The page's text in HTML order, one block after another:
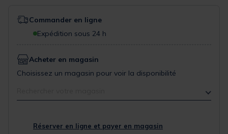
Commander en ligne
Expédition sous 24 h
Acheter en magasin
Choisissez un magasin pour voir la disponibilité
Réserver en ligne et payer en magasin